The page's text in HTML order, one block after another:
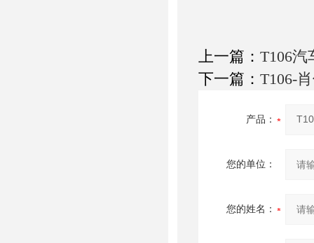
上一篇： T106
下一篇： T106-
产品：
您的单位：
您的姓名：